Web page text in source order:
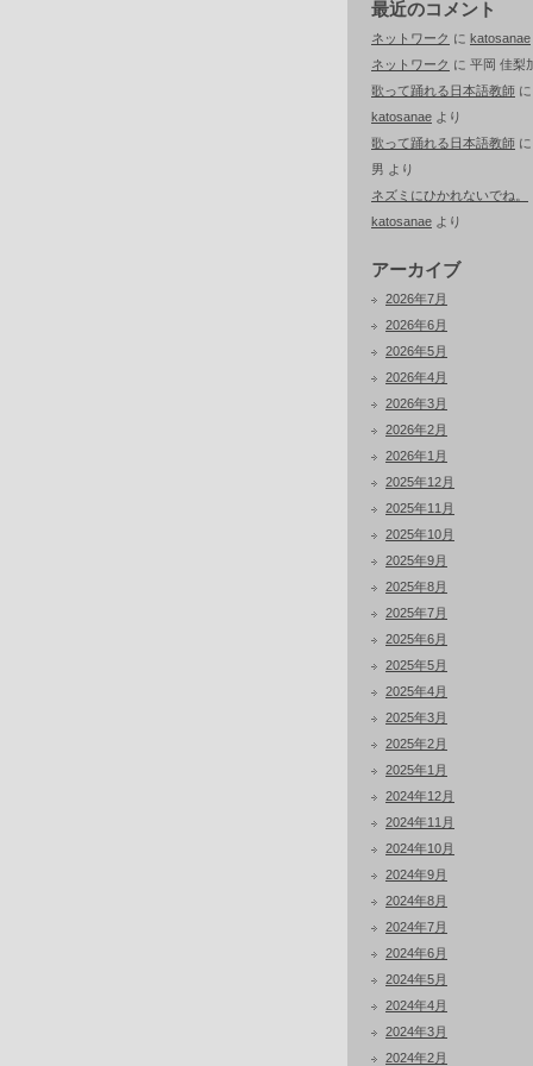
最近のコメント
ネットワーク に katosanae
ネットワーク に 平岡 佳梨
歌って踊れる日本語教師 に
katosanae より
歌って踊れる日本語教師
男 より
ネズミにひかれないでね。
katosanae より
アーカイブ
2026年7月
2026年6月
2026年5月
2026年4月
2026年3月
2026年2月
2026年1月
2025年12月
2025年11月
2025年10月
2025年9月
2025年8月
2025年7月
2025年6月
2025年5月
2025年4月
2025年3月
2025年2月
2025年1月
2024年12月
2024年11月
2024年10月
2024年9月
2024年8月
2024年7月
2024年6月
2024年5月
2024年4月
2024年3月
2024年2月